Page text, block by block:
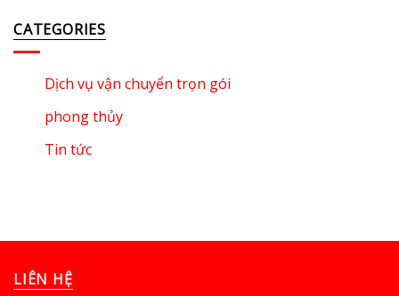
CATEGORIES
Dịch vụ vận chuyển trọn gói
phong thủy
Tin tức
LIÊN HỆ